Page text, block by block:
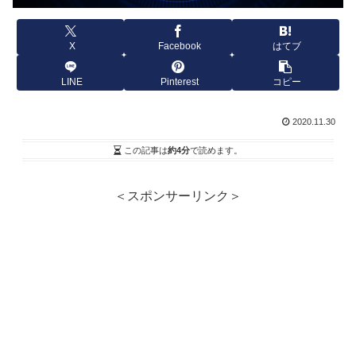
X Facebook はてブ
LINE Pinterest コピー
2020.11.30
この記事は約4分で読めます。
＜スポンサーリンク＞